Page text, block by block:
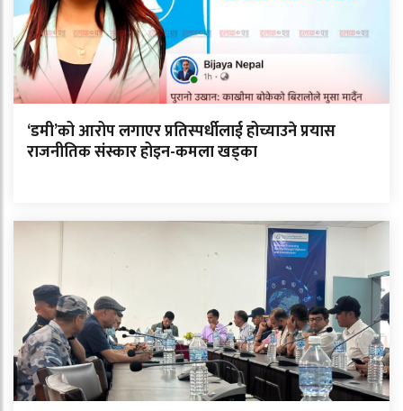
‘डमी’को आरोप लगाएर प्रतिस्पर्धीलाई होच्याउने प्रयास
राजनीतिक संस्कार होइन-कमला खड्का